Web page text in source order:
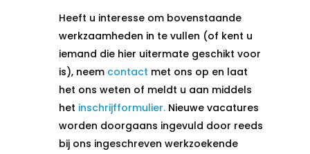
Heeft u interesse om bovenstaande
werkzaamheden in te vullen (of kent u
iemand die hier uitermate geschikt voor
is), neem contact met ons op en laat
het ons weten of meldt u aan middels
het inschrijfformulier. Nieuwe vacatures
worden doorgaans ingevuld door reeds
bij ons ingeschreven werkzoekende